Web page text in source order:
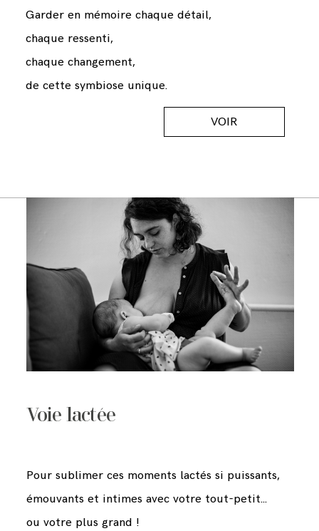
Garder en mémoire chaque détail,
chaque ressenti,
chaque changement,
de cette symbiose unique.
VOIR
Voie lactée
Pour sublimer ces moments lactés si puissants,
émouvants et intimes avec votre tout-petit...
ou votre plus grand !